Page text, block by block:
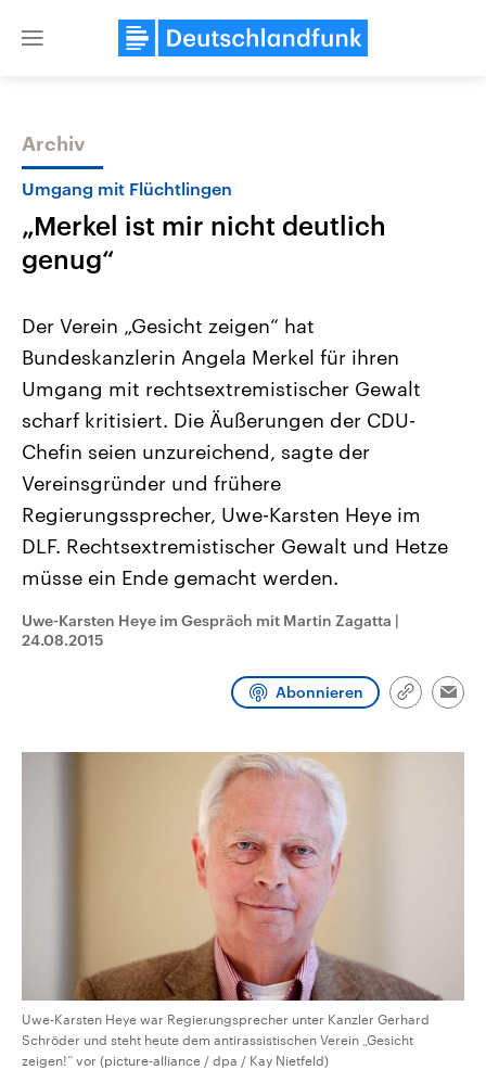
Close
Themen
Landtagswahl Sachsen-Anhalt
2026
Alle Informationen
Sachsen-Anhalt wählt am 6.
September 2026 einen neuen
Landtag. Seit 2021 wird das
Bundesland von einer Koalition aus
CDU, SPD und FDP regiert.-
Umfragen, Prognosen,
Wahlprogramme, aktuelle Berichte
und Hintergründe zu den Parteien
und Kandidaten der anstehenden
Wahl.
USA
Aktuelle Beiträge,
Hintergründe
Wirtschaftlich und
gehören die Vereinigten
den mächtigsten Ländern
Sendungen Programm Podcasts
Archiv
Umgang mit Flüchtlingen
„Merkel ist mir nicht deutlich
genug“
Der Verein „Gesicht zeigen“ hat
Bundeskanzlerin Angela Merkel für ihren
Umgang mit rechtsextremistischer Gewalt
scharf kritisiert. Die Äußerungen der CDU-
Chefin seien unzureichend, sagte der
Vereinsgründer und frühere
Regierungssprecher, Uwe-Karsten Heye im
DLF. Rechtsextremistischer Gewalt und Hetze
müsse ein Ende gemacht werden.
Uwe-Karsten Heye im Gespräch mit Martin Zagatta |
24.08.2015
Abonnieren
Link
Uwe-Karsten Heye war Regierungsprecher unter Kanzler Gerhard
Schröder und steht heute dem antirassistischen Verein „Gesicht
zeigen!“ vor (picture-alliance / dpa / Kay Nietfeld)